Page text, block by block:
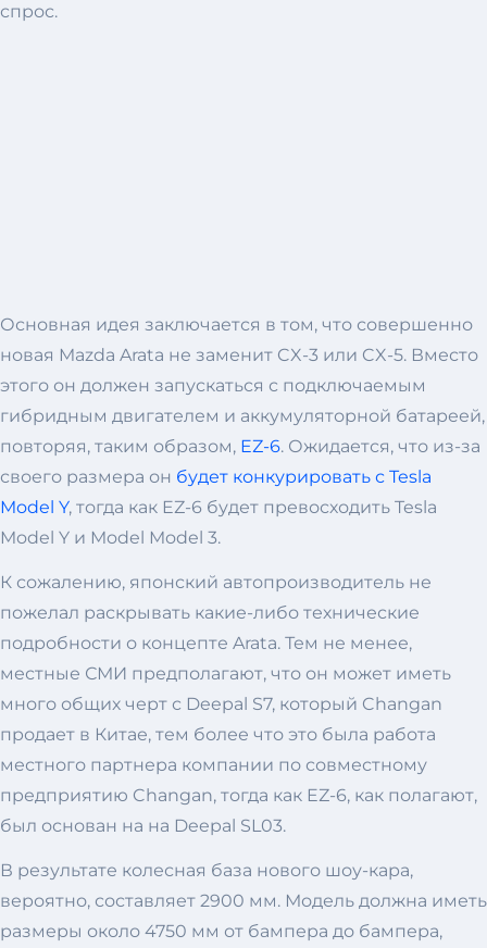
спрос.
Основная идея заключается в том, что совершенно
новая Mazda Arata не заменит CX-3 или CX-5. Вместо
этого он должен запускаться с подключаемым
гибридным двигателем и аккумуляторной батареей,
повторяя, таким образом, EZ-6. Ожидается, что из-за
своего размера он будет конкурировать с Tesla
Model Y, тогда как EZ-6 будет превосходить Tesla
Model Y и Model Model 3.
К сожалению, японский автопроизводитель не
пожелал раскрывать какие-либо технические
подробности о концепте Arata. Тем не менее,
местные СМИ предполагают, что он может иметь
много общих черт с Deepal S7, который Changan
продает в Китае, тем более что это была работа
местного партнера компании по совместному
предприятию Changan, тогда как EZ-6, как полагают,
был основан на на Deepal SL03.
В результате колесная база нового шоу-кара,
вероятно, составляет 2900 мм. Модель должна иметь
размеры около 4750 мм от бампера до бампера,